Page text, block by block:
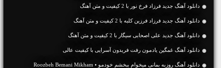
دانلود آهنگ جديد فرزاد فرخ نور با 2 کیفیت و متن آهنگ
دانلود آهنگ جديد فرزاد فرزین کلبه با 2 کیفیت و متن آهنگ
دانلود آهنگ جديد علی اصحابی سیگار با 2 کیفیت و متن آهنگ
دانلود آهنگ غمگین یادمون رفت فریدون آسرایی با کیفیت عالی
دانلود آهنگ روزبه بمانی میخوام ببخشم خودمو • Roozbeh Bemani Mikham